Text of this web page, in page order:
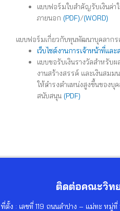
แบบฟอร์มใบสำคัญรับเงินค่า
ภายนอก (PDF)/(WORD)
แบบฟอร์มเกี่ยวกับทุนพัฒนาบุคลากร
เว็บไซต์งานการเจ้าหน้าที่แล
แบบขอรับเงินรางวัลสำหรับ
งานสร้างสรรค์ และเงินสม
ให้ดำรงตำแหน่งสูงขึ้นของบุ
สนับสนุน (PDF)
ติดต่อคณะวิท
ที่ตั้ง : เลขที่ 119 ถนนลำปาง – แม่ทะ หมู่